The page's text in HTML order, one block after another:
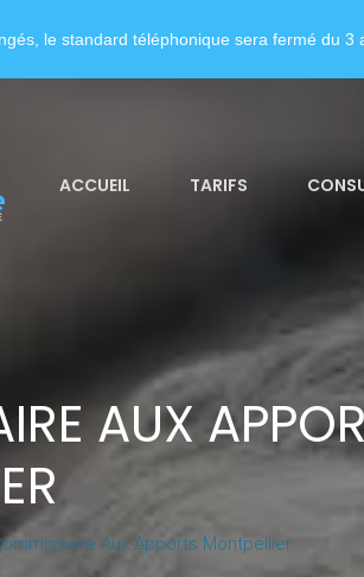
ACCUEIL TARIFS
AUX
Aux Apports Montpellier
le standard téléphonique sera fermé du